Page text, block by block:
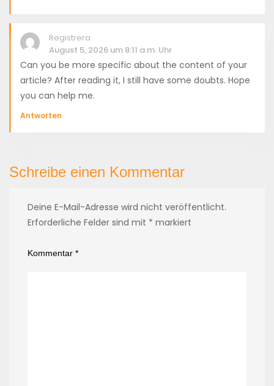
Registrera
August 5, 2026 um 8:11 a.m. Uhr
Can you be more specific about the content of your
article? After reading it, I still have some doubts. Hope
you can help me.
Antworten
Schreibe einen Kommentar
Deine E-Mail-Adresse wird nicht veröffentlicht.
Erforderliche Felder sind mit * markiert
Kommentar *